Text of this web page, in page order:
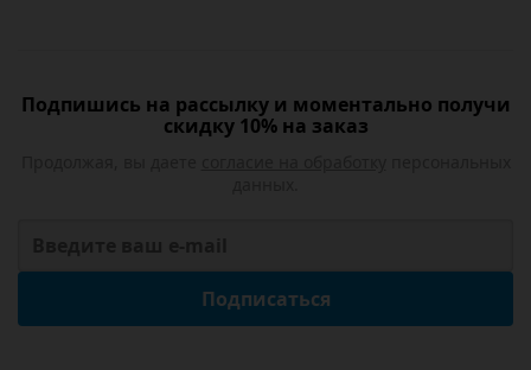
Подпишись на рассылку и моментально получи
скидку 10% на заказ
Подписаться